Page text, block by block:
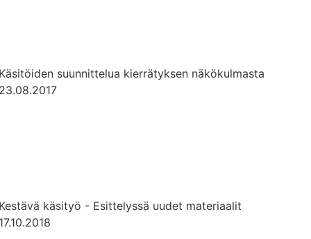
suunnittelua kierrätyksen näkökulmasta
käsityö - Esittelyssä uudet materiaalit